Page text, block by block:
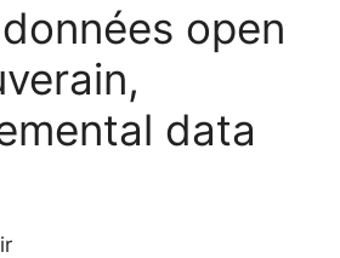
open
data